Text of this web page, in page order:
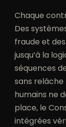
Chaque
Des
fraude et
jusqu’à la
séquences
sans relâche
humains ne
place, le
intégrées